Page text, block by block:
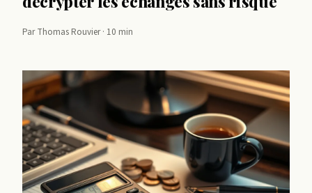
Par Thomas Rouvier · 10 min